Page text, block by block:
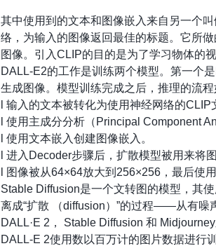
其中使用到的文本和图像嵌入来自另一个
络，为输入的图像返回最佳的标题。它所
图像。引入CLIP的目的是为了学习物体的
DALL-E2的工作是训练两个模型。第一个
生成图像。模型训练完成之后，推理的流程
l 输入的文本被转化为使用神经网络的CLIP
l 使用主成分分析（Principal Component
l 使用文本嵌入创建图像嵌入。
l 进入Decoder步骤后，扩散模型被用来将
l 图像被从64×64放大到256×256，最后使
Stable Diffusion是一个文转图的模型，其
离成“扩散 （diffusion）”的过程——从有噪
DALL·E 2， Stable Diffusion 和
DALL-E 2使用数以百万计的图片数据进行